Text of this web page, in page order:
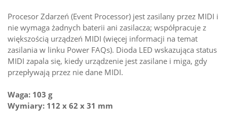
Procesor Zdarzeń (Event Processor) jest zasilany przez MIDI i
nie wymaga żadnych baterii ani zasilacza; współpracuje z
większością urządzeń MIDI (więcej informacji na temat
zasilania w linku Power FAQs). Dioda LED wskazująca status
MIDI zapala się, kiedy urządzenie jest zasilane i miga, gdy
przepływają przez nie dane MIDI.
Waga: 103 g
Wymiary: 112 x 62 x 31 mm